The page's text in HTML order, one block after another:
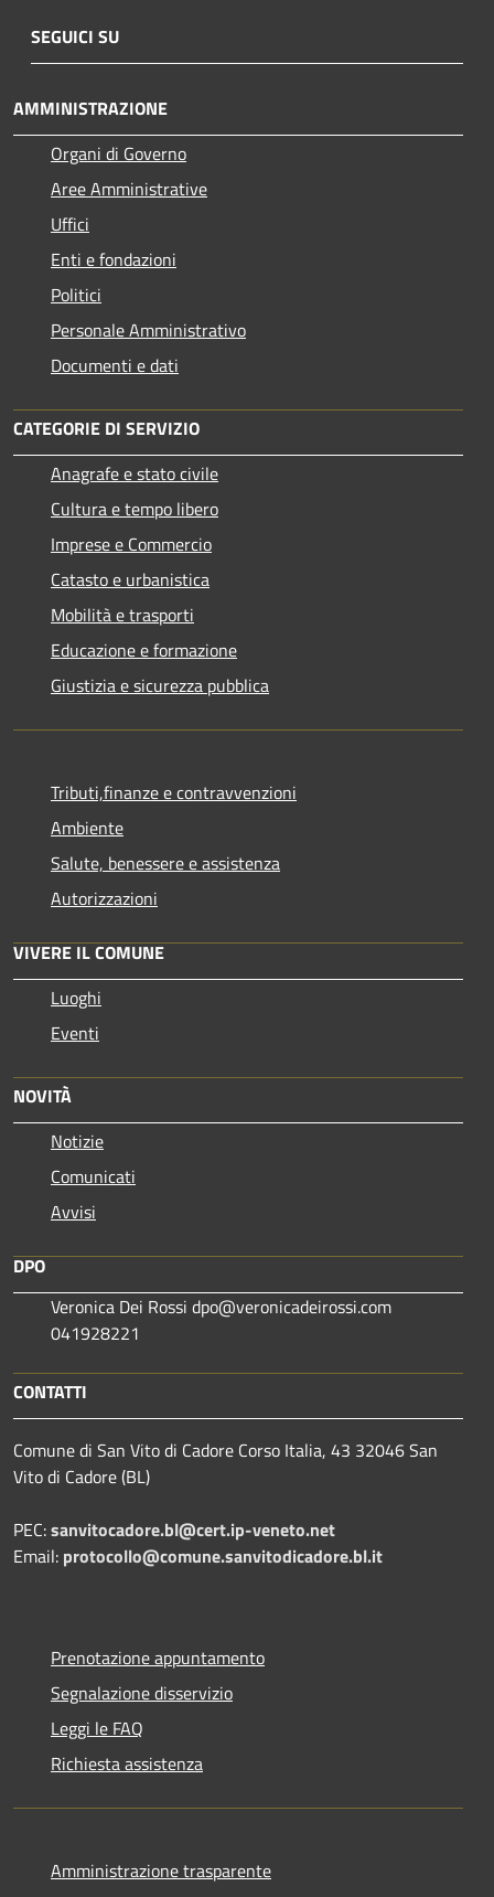
SEGUICI SU
AMMINISTRAZIONE
Organi di Governo
Aree Amministrative
Uffici
Enti e fondazioni
Politici
Personale Amministrativo
Documenti e dati
CATEGORIE DI SERVIZIO
Anagrafe e stato civile
Cultura e tempo libero
Imprese e Commercio
Catasto e urbanistica
Mobilità e trasporti
Educazione e formazione
Giustizia e sicurezza pubblica
Tributi,finanze e contravvenzioni
Ambiente
Salute, benessere e assistenza
Autorizzazioni
VIVERE IL COMUNE
Luoghi
Eventi
NOVITÀ
Notizie
Comunicati
Avvisi
DPO
Veronica Dei Rossi dpo@veronicadeirossi.com
041928221
CONTATTI
Comune di San Vito di Cadore Corso Italia, 43 32046 San
Vito di Cadore (BL)
PEC:sanvitocadore.bl@cert.ip-veneto.net
Email: protocollo@comune.sanvitodicadore.bl.it
Prenotazione appuntamento
Segnalazione disservizio
Leggi le FAQ
Richiesta assistenza
Amministrazione trasparente